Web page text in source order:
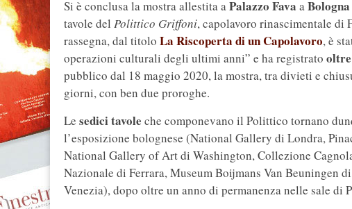
Si è conclusa la mostra allestita aPalazzo Fava aBologna
tavole del Polittico Griffoni, capolavoro rinascimentale di
rassegna, dal titolo La Riscoperta di un Capolavoro, è
operazioni culturali degli ultimi anni” e ha registrato
pubblico dal 18 maggio 2020, la mostra, tra divieti e
giorni, con ben due proroghe.
Le sedici tavole che componevano il Polittico tornano
l’esposizione bolognese (National Gallery di Londra,
National Gallery of Art di Washington, Collezione
Nazionale di Ferrara, Museum Boijmans Van Beuningen
Venezia), dopo oltre un anno di permanenza nelle sale di